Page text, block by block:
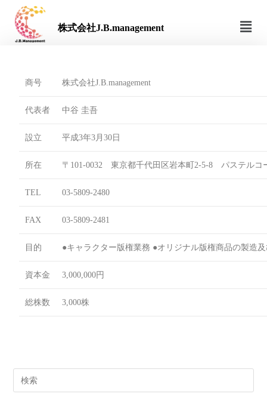
株式会社J.B.management
商号 株式会社J.B.management
代表者 中谷 圭吾
設立 平成3年3月30日
所在 〒101-0032 東京都千代田区岩本町2-5-8 パステルコ
TEL 03-5809-2480
FAX 03-5809-2481
目的 ●キャラクター版権業務 ●オリジナル版権商品の製造
資本金 3,000,000円
総株数 3,000株